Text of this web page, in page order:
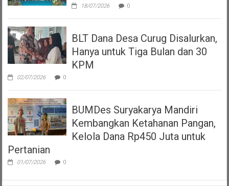
18/07/2026 0
BLT Dana Desa Curug Disalurkan,
Hanya untuk Tiga Bulan dan 30
KPM
02/07/2026 0
BUMDes Suryakarya Mandiri
Kembangkan Ketahanan Pangan,
Kelola Dana Rp450 Juta untuk
Pertanian
01/07/2026 0